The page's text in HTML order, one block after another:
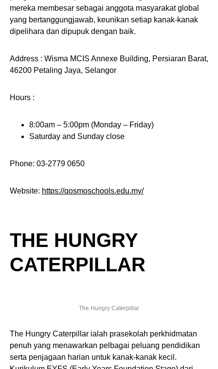
mereka membesar sebagai anggota masyarakat global
yang bertanggungjawab, keunikan setiap kanak-kanak
dipelihara dan dipupuk dengan baik.
Address : Wisma MCIS Annexe Building, Persiaran Barat,
46200 Petaling Jaya, Selangor
Hours :
8:00am – 5:00pm (Monday – Friday)
Saturday and Sunday close
Phone: 03-2779 0650
Website: https://qosmoschools.edu.my/
THE HUNGRY
CATERPILLAR
The Hungry Caterpillar
The Hungry Caterpillar ialah prasekolah perkhidmatan
penuh yang menawarkan pelbagai peluang pendidikan
serta penjagaan harian untuk kanak-kanak kecil.